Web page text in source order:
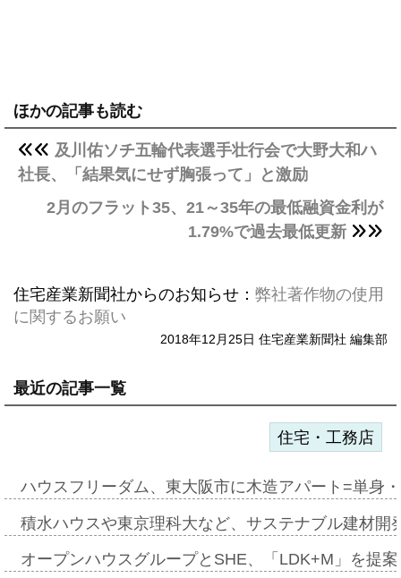
ほかの記事も読む
及川佑ソチ五輪代表選手壮行会で大野大和ハ
社長、「結果気にせず胸張って」と激励
2月のフラット35、21～35年の最低融資金利が
1.79%で過去最低更新
住宅産業新聞社からのお知らせ： 弊社著作物の使用
に関するお願い
2018年12月25日 住宅産業新聞社 編集部
最近の記事一覧
住宅・工務店
ハウスフリーダム、東大阪市に木造アパート=単身
積水ハウスや東京理科大など、サステナブル建材
オープンハウスグループとSHE、「LDK+M」を提